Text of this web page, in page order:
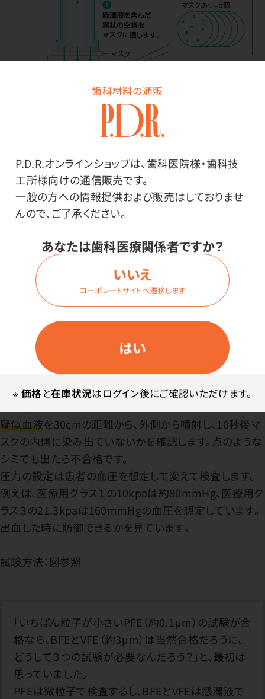
歯科材料の通販
P.D.R.オンラインショップは、歯科医院様・歯科技
工所様向けの通信販売です。
一般の方への情報提供および販売はしておりませ
んので、ご了承ください。
あなたは歯科医療関係者ですか？
はい
いいえ
コーポレートサイトへ遷移します
※ 価格と在庫状況はログイン後にご確認いただけます。
人工血液バリア性試験
JIS規格の「医療用マスク」の規格を取得するために必要
疑似血液を30cmの距離から、外側から噴射し、10秒後マ
スクの内側に染み出ていないかを確認します。点のような
シミでも出たら不合格です。
圧力の設定は患者の血圧を想定して変えて検査します。
例えば、医療用クラス１の10kpaは約80mmHg、医療用ク
ラス３の21.3kpaは160mmHgの血圧を想定しています。
出血した時に防御できるかを見ています。
試験方法：図参照
「いちばん粒子が小さいPFE（約0.1μm）の試験が合
格なら、BFEとVFE（約3μm）は当然合格だろうに、
どうして３つの試験が必要なんだろう？」と、最初は
思っていました。
PFEは微粒子で検査するし、BFEとVFEは懸濁液で